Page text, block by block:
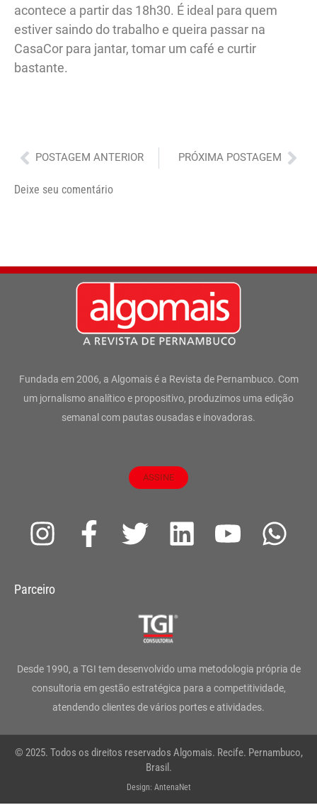
acontece a partir das 18h30. É ideal para quem
estiver saindo do trabalho e queira passar na
CasaCor para jantar, tomar um café e curtir
bastante.
Anterior
POSTAGEM ANTERIOR PRÓXIMA POSTAGEM
Deixe seu comentário
Fundada em 2006, a Algomais é a Revista de Pernambuco. Com
um jornalismo analítico e propositivo, produzimos uma edição
semanal com pautas ousadas e inovadoras.
ASSINE
I
s
g
r
a
m
F
a
o
o
k
-
T
t
e
r
L
d
i
n
Y
b
e
W
a
p
Parceiro
Desde 1990, a TGI tem desenvolvido uma metodologia própria de
consultoria em gestão estratégica para a competitividade,
atendendo clientes de vários portes e atividades.
© 2025. Todos os direitos reservados Algomais. Recife. Pernambuco,
Brasil.
Design: AntenaNet